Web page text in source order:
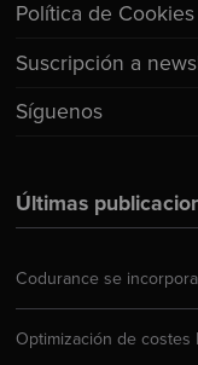
Últimas
Codurance se
Optimización de costes
Política de Cookies
Suscripción a
Síguenos